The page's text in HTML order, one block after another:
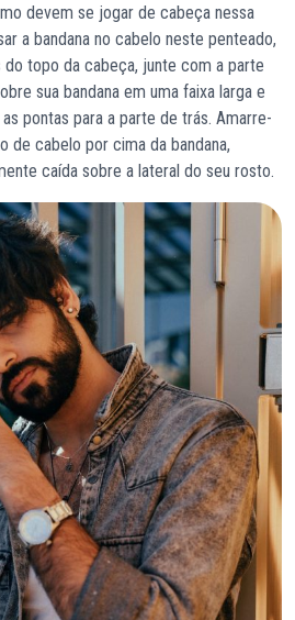
devem se jogar de cabeça nessa
a bandana no cabelo neste penteado,
topo da cabeça, junte com a parte
sua bandana em uma faixa larga e
pontas para a parte de trás. Amarre-
de cabelo por cima da bandana,
caída sobre a lateral do seu rosto.